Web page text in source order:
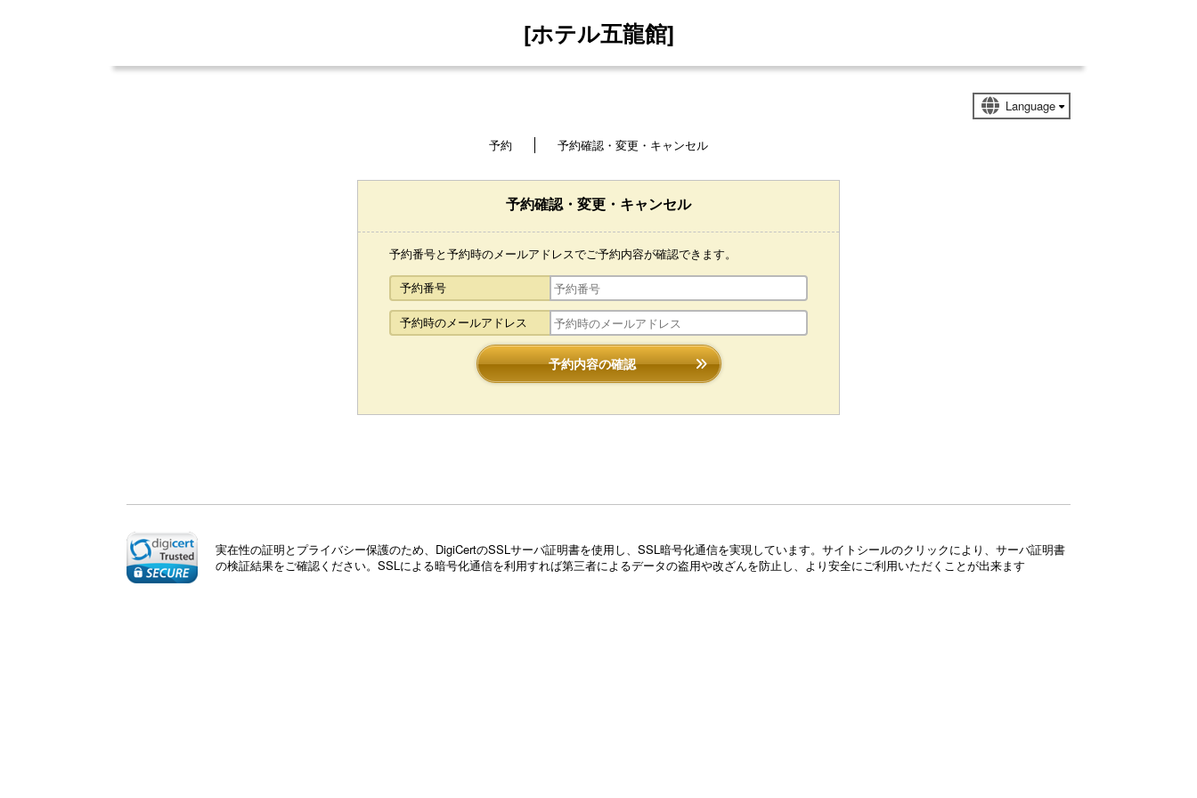
[ホテル五龍館]
予約 予約確認・変更・キャンセル
予約確認・変更・キャンセル
予約番号と予約時のメールアドレスでご予約内容が確認できます。
予約番号
予約時のメールアドレス
予約内容の確認
実在性の証明とプライバシー保護のため、DigiCertのSSLサーバ証明書を使用し、SSL暗号化通信を実現しています。サイトシールのクリックにより、サーバ証明書
の検証結果をご確認ください。SSLによる暗号化通信を利用すれば第三者によるデータの盗用や改ざんを防止し、より安全にご利用いただくことが出来ます